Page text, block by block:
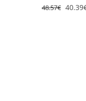
48.57€ 40.39